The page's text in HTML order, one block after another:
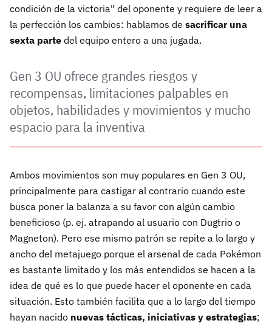
condición de la victoria" del oponente y requiere de leer a
la perfección los cambios: hablamos de sacrificar una
sexta parte del equipo entero a una jugada.
Gen 3 OU ofrece grandes riesgos y
recompensas, limitaciones palpables en
objetos, habilidades y movimientos y mucho
espacio para la inventiva
Ambos movimientos son muy populares en Gen 3 OU,
principalmente para castigar al contrario cuando este
busca poner la balanza a su favor con algún cambio
beneficioso (p. ej. atrapando al usuario con Dugtrio o
Magneton). Pero ese mismo patrón se repite a lo largo y
ancho del metajuego porque el arsenal de cada Pokémon
es bastante limitado y los más entendidos se hacen a la
idea de qué es lo que puede hacer el oponente en cada
situación. Esto también facilita que a lo largo del tiempo
hayan nacido nuevas tácticas, iniciativas y estrategias;